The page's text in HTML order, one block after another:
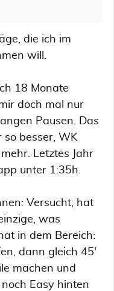
die ich im
will.
18 Monate
doch mal nur
Pausen. Das
so besser, WK
Letztes Jahr
unter 1:35h.
Versucht, hat
was
in dem Bereich:
dann gleich 45'
machen und
Easy hinten